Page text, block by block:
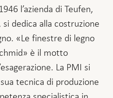
l’azienda di Teufen,
si dedica alla costruzione
«Le finestre di legno
è il motto
La PMI si
tecnica di produzione